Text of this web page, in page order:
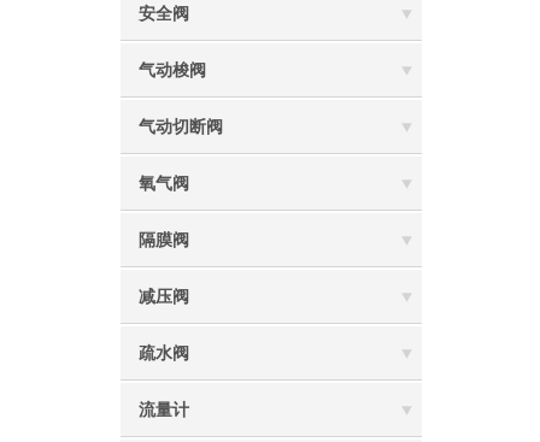
安全阀
气动梭阀
气动切断阀
氧气阀
隔膜阀
减压阀
疏水阀
流量计